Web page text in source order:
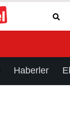
Haberler